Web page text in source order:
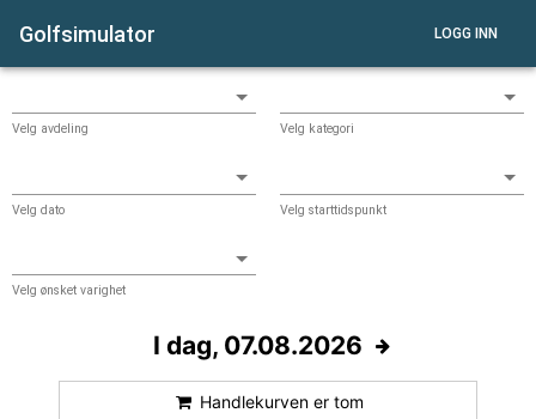
Golfsimulator LOGG INN
Velg avdeling Velg kategori
Velg dato Velg starttidspunkt
Velg ønsket varighet
I dag, 07.08.2026
Handlekurven er tom